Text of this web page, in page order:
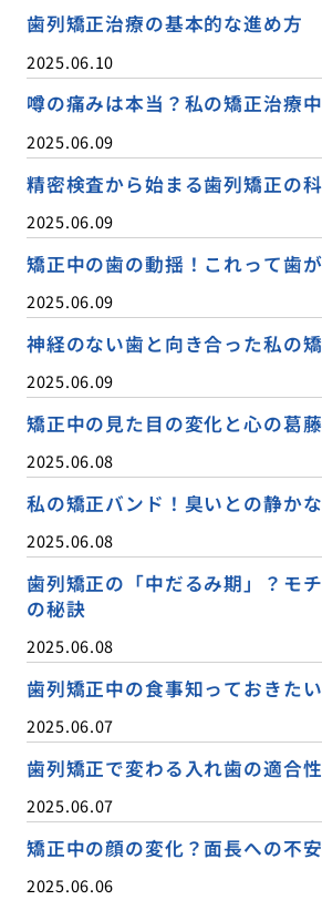
歯列矯正治療の基本的な進め方
2025.06.10
噂の痛みは本当？私の矯正治療
2025.06.09
精密検査から始まる歯列矯正の
2025.06.09
矯正中の歯の動揺！これって歯
2025.06.09
神経のない歯と向き合った私の
2025.06.09
矯正中の見た目の変化と心の葛藤
2025.06.08
私の矯正バンド！臭いとの静か
2025.06.08
歯列矯正の「中だるみ期」？モ
の秘訣
2025.06.08
歯列矯正中の食事知っておきた
2025.06.07
歯列矯正で変わる入れ歯の適合
2025.06.07
矯正中の顔の変化？面長への不
2025.06.06